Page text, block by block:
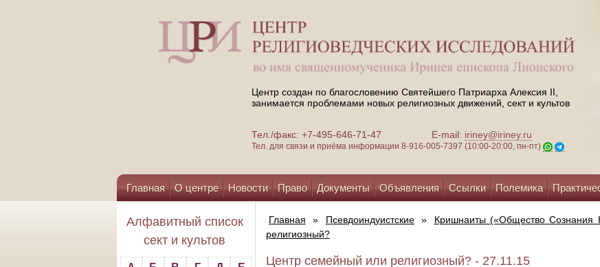
Центр создан по благословению Святейшего Патриарха Алексия II,
занимается проблемами новых религиозных движений, сект и культов
Тел./факс: +7-495-646-71-47 E-mail: iriney@iriney.ru
Тел. для связи и приёма информации 8-916-005-7397 (10:00-20:00, пн-пт)
Главная О центре Новости Право Документы Объявления Ссылки Полемика
Помощь центру
Алфавитный список
сект и культов
Главная » Псевдоиндуистские » Кришнаиты («Общество Сознания
религиозный?
Центр семейный или религиозный? - 27.11.15